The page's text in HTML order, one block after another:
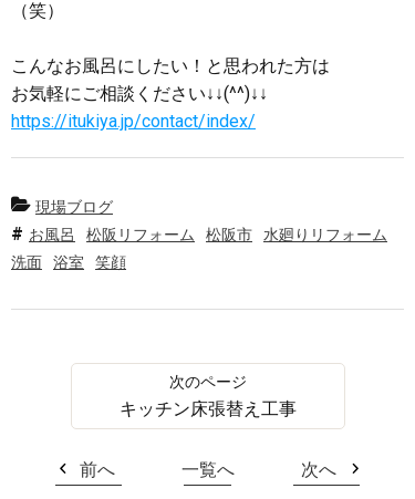
（笑）
こんなお風呂にしたい！と思われた方は
お気軽にご相談ください↓↓(^^)↓↓
https://itukiya.jp/contact/index/
現場ブログ
お風呂
松阪リフォーム 松阪市
水廻りリフォーム
洗面
浴室 笑顔
キッチン床張替え工事
前へ 一覧へ 次へ